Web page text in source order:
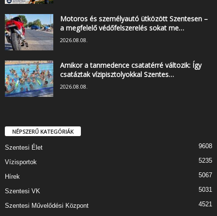
Motoros és személyautó ütközött Szentesen –
a megfelelő védőfelszerelés sokat me…
2026.08.08.
Amikor a tanmedence csatatérré változik: Így
csatáztak vízipisztolyokkal Szentes…
2026.08.08.
NÉPSZERŰ KATEGÓRIÁK
Szentesi Élet 9608
Vízisportok 5235
Hírek 5067
Szentesi VK 5031
Szentesi Művelődési Központ
4521